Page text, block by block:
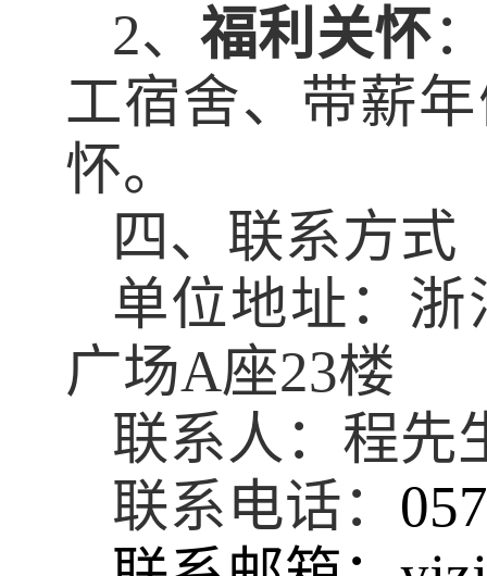
2、 福利关怀
工宿舍、带薪
怀。
四、联系方式
单位地址： 浙
广场A座23楼
联系人：程先
联系电话：